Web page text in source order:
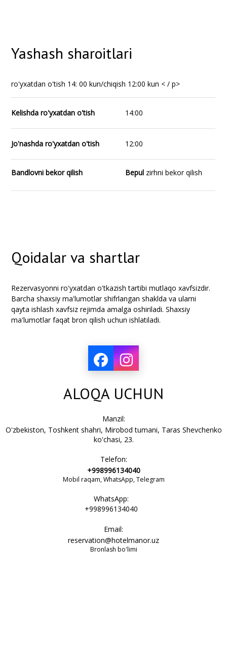
Yashash sharoitlari
ro'yxatdan o'tish 14: 00 kun/chiqish 12:00 kun < / p>
Kelishda ro'yxatdan o'tish 14:00
Jo'nashda ro'yxatdan o'tish 12:00
Bandlovni bekor qilish Bepul zirhni bekor qilish
Qoidalar va shartlar
Rezervasyonni ro'yxatdan o'tkazish tartibi mutlaqo xavfsizdir.
Barcha shaxsiy ma'lumotlar shifrlangan shaklda va ularni
qayta ishlash xavfsiz rejimda amalga oshiriladi. Shaxsiy
ma'lumotlar faqat bron qilish uchun ishlatiladi.
ALOQA UCHUN
Manzil:
O'zbekiston, Toshkent shahri, Mirobod tumani, Taras Shevchenko
ko'chasi, 23.
Telefon:
+998996134040
Mobil raqam, WhatsApp, Telegram
WhatsApp:
+998996134040
Email:
reservation@hotelmanor.uz
Bronlash bo'limi